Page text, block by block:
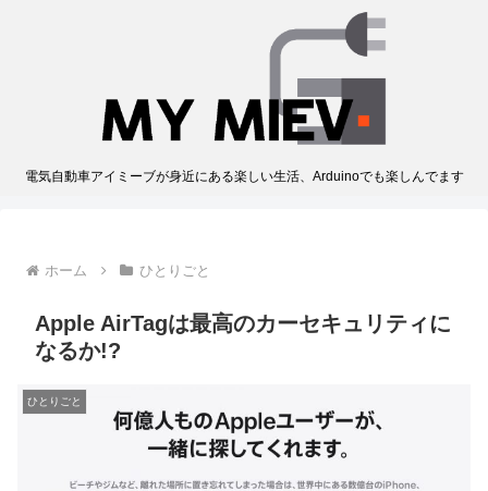
電気自動車アイミーブが身近にある楽しい生活、Arduinoでも楽しんでます
ホーム ひとりごと
Apple AirTagは最高のカーセキュリティに
なるか!?
ひとりごと